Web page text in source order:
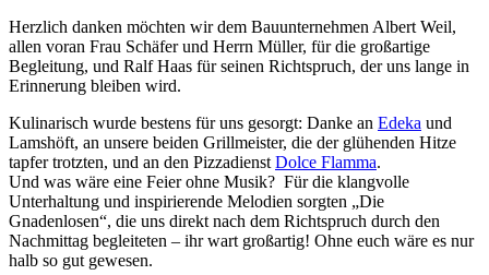
Herzlich danken möchten wir dem Bauunternehmen Albert Weil,
allen voran Frau Schäfer und Herrn Müller, für die großartige
Begleitung, und Ralf Haas für seinen Richtspruch, der uns lange in
Erinnerung bleiben wird.
Kulinarisch wurde bestens für uns gesorgt: Danke an Edeka und
Lamshöft, an unsere beiden Grillmeister, die der glühenden Hitze
tapfer trotzten, und an den Pizzadienst Dolce Flamma.
Und was wäre eine Feier ohne Musik? Für die klangvolle
Unterhaltung und inspirierende Melodien sorgten „Die
Gnadenlosen“, die uns direkt nach dem Richtspruch durch den
Nachmittag begleiteten – ihr wart großartig! Ohne euch wäre es nur
halb so gut gewesen.